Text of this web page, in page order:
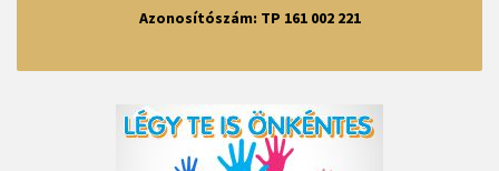
Azonosítószám: TP 161 002 221